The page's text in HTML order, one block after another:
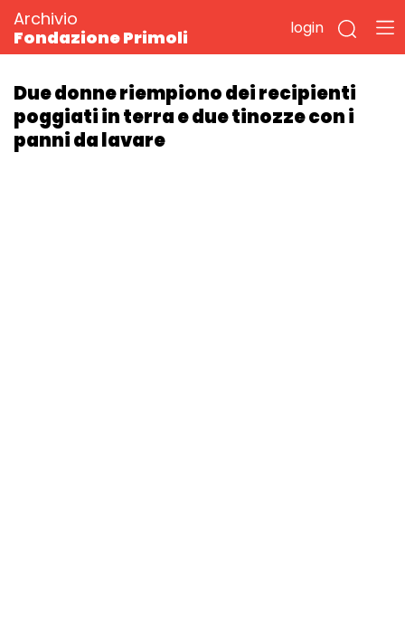
Archivio
Fondazione Primoli
login
Due donne riempiono dei recipienti
poggiati in terra e due tinozze con i
panni da lavare